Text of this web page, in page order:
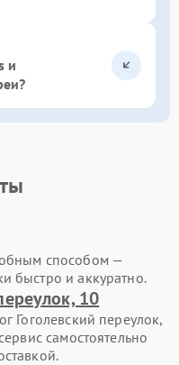
и
способом —
быстро и аккуратно.
10
Гоголевский переулок,
самостоятельно